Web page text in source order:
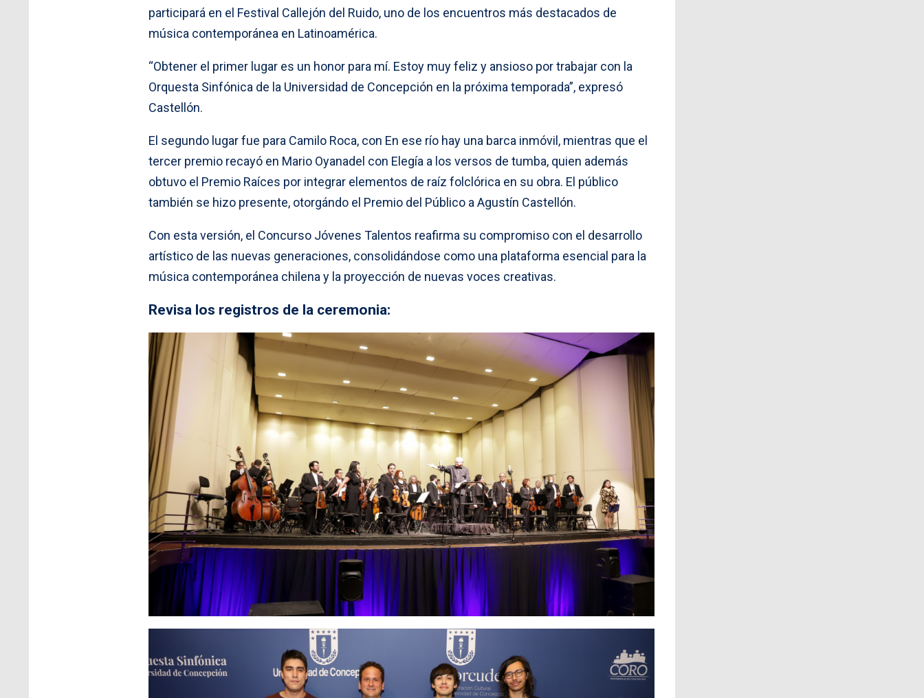
participará en el Festival Callejón del Ruido, uno de los encuentros más destacados de
música contemporánea en Latinoamérica.
“Obtener el primer lugar es un honor para mí. Estoy muy feliz y ansioso por trabajar con la
Orquesta Sinfónica de la Universidad de Concepción en la próxima temporada”, expresó
Castellón.
El segundo lugar fue para Camilo Roca, con En ese río hay una barca inmóvil, mientras que el
tercer premio recayó en Mario Oyanadel con Elegía a los versos de tumba, quien además
obtuvo el Premio Raíces por integrar elementos de raíz folclórica en su obra. El público
también se hizo presente, otorgándo el Premio del Público a Agustín Castellón.
Con esta versión, el Concurso Jóvenes Talentos reafirma su compromiso con el desarrollo
artístico de las nuevas generaciones, consolidándose como una plataforma esencial para la
música contemporánea chilena y la proyección de nuevas voces creativas.
Revisa los registros de la ceremonia: